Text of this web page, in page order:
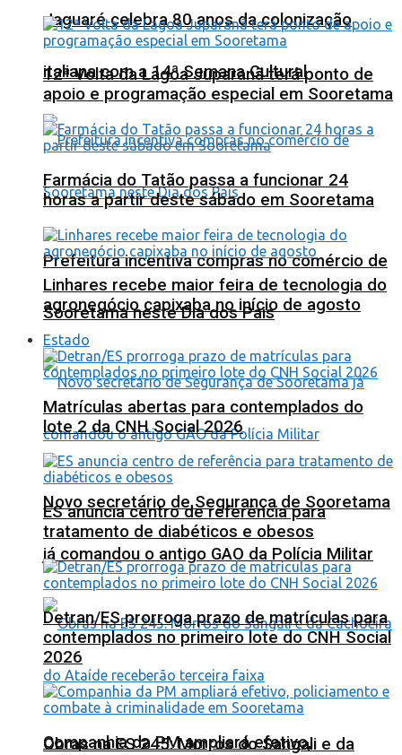
Jaguaré celebra 80 anos da colonização
italiana com a 14ª Semana Cultural
Prefeitura incentiva compras no comércio de
Sooretama neste Dia dos Pais
Novo secretário de Segurança de Sooretama
já comandou o antigo GAO da Polícia Militar
Obras na ES 245: Morros do Sangali e da
12ª Volta da Lagoa Juparanã terá ponto de
apoio e programação especial em Sooretama
Farmácia do Tatão passa a funcionar 24
horas a partir deste sábado em Sooretama
Linhares recebe maior feira de tecnologia do
agronegócio capixaba no início de agosto
Estado
Matrículas abertas para contemplados do
lote 2 da CNH Social 2026
ES anuncia centro de referência para
tratamento de diabéticos e obesos
Detran/ES prorroga prazo de matrículas para
contemplados no primeiro lote do CNH Social
2026
Companhia da PM ampliará efetivo,